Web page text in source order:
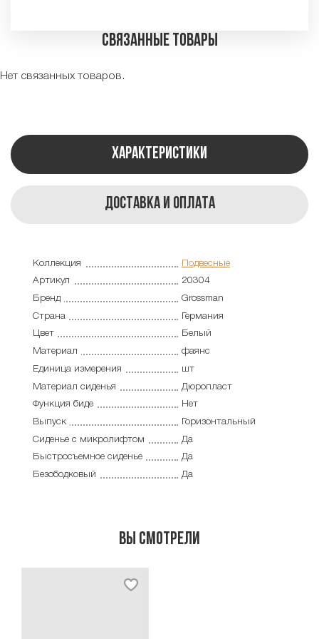
Связанные товары
Нет связанных товаров.
Характеристики
Доставка и оплата
Коллекция
Подвесные
Артикул
20304
Бренд
Grossman
Страна
Германия
Цвет
Белый
Материал
фаянс
Единица измерения
шт
Материал сиденья
Дюропласт
Функция биде
Нет
Выпуск
Горизонтальный
Сиденье с микролифтом
Да
Быстросъемное сиденье
Да
Безободковый
Да
Вы смотрели